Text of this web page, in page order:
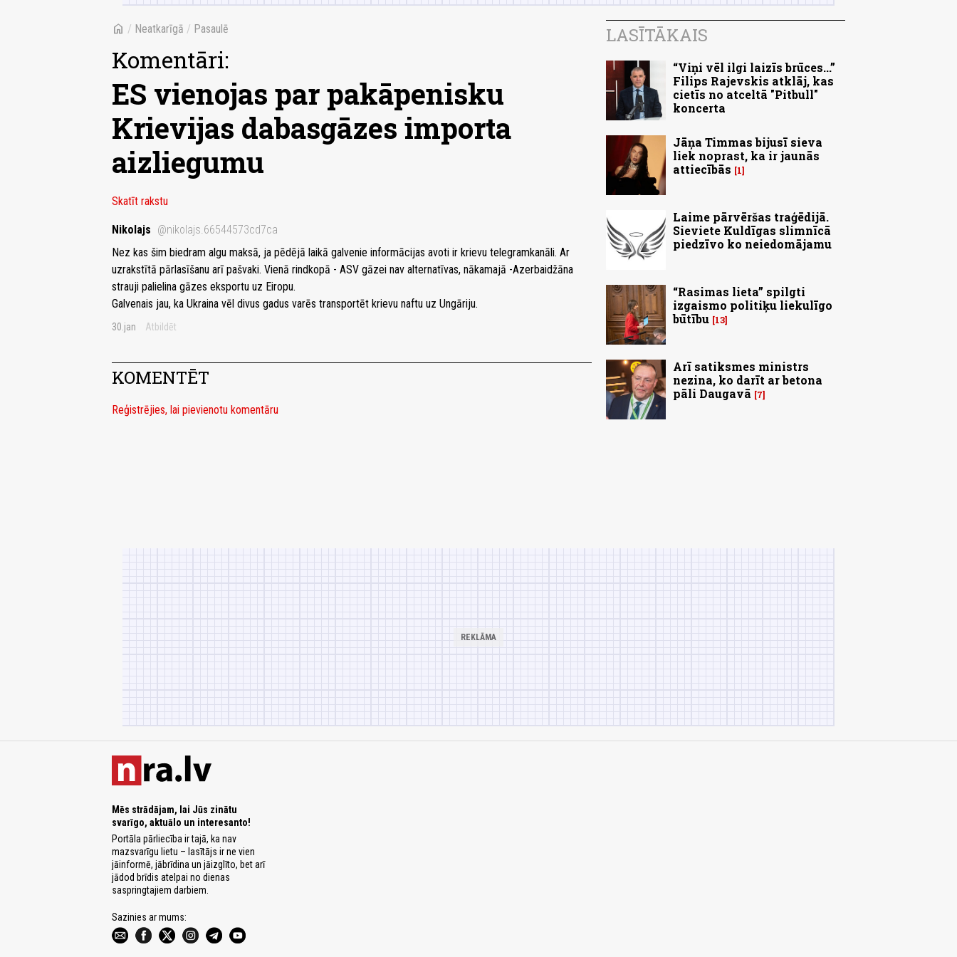
home / Neatkarīgā / Pasaulē
Komentāri:
ES vienojas par pakāpenisku
Krievijas dabasgāzes importa
aizliegumu
Skatīt rakstu
Nikolajs @nikolajs.66544573cd7ca
Nez kas šim biedram algu maksā, ja pēdējā laikā galvenie informācijas avoti ir krievu telegramkanāli. Ar
uzrakstītā pārlasīšanu arī pašvaki. Vienā rindkopā - ASV gāzei nav alternatīvas, nākamajā -Azerbaidžāna
strauji palielina gāzes eksportu uz Eiropu.
Galvenais jau, ka Ukraina vēl divus gadus varēs transportēt krievu naftu uz Ungāriju.
30.jan Atbildēt
KOMENTĒT
Reģistrējies, lai pievienotu komentāru
LASĪTĀKAIS
“Viņi vēl ilgi laizīs brūces...”
Filips Rajevskis atklāj, kas
cietīs no atceltā "Pitbull"
koncerta
Jāņa Timmas bijusī sieva
liek noprast, ka ir jaunās
attiecībās
1
Laime pārvēršas traģēdijā.
Sieviete Kuldīgas slimnīcā
piedzīvo ko neiedomājamu
“Rasimas lieta” spilgti
izgaismo politiķu liekulīgo
būtību 13
Arī satiksmes ministrs
nezina, ko darīt ar betona
pāli Daugavā
7
Mēs strādājam, lai Jūs zinātu
svarīgo, aktuālo un interesanto!
Portāla pārliecība ir tajā, ka nav
mazsvarīgu lietu – lasītājs ir ne vien
jāinformē, jābrīdina un jāizglīto, bet arī
jādod brīdis atelpai no dienas
saspringtajiem darbiem.
Sazinies ar mums: